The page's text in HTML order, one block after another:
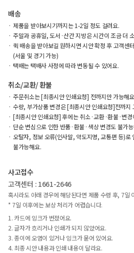
배송
제품을 받아보시기까지는 1-2일 정도 걸려요.
주말과 공휴일, 도서·산간 지방은 시간이 조금 더
퀵 배송을 받아보길 원하시면 시안 확정 후 고객센
(서울 및 경기 가능)
택배는 택배사 사정에 따라 변동될 수 있어요.
취소/교환/ 환불
주문취소는 [최종시안 인쇄요청] 전까지만 가능해
수량, 부가상품 변경은 [최종시안 인쇄요청]전까지
[최종시안 인쇄요청] 후에는 취소·교환·환불·변경
단순 변심으로 인한 반품·환불·색상 변경도 불가
오탈자, 정보 오류(인사말, 약도지명, 교통편 등)로
불가능해요.
사고접수
고객센터 : 1661-2646
혹시라도 아래 경우에 해당된다면 제품 수령 후, 7일
* 7일 이후에는 보상 처리가 어렵습니다.
1. 카드에 잉크가 번졌어요.
2. 글자가 흐리거나 인쇄가 되지 않았어요.
3. 종이에 오염이 있거나 잉크가 묻어 있어요.
4. 최종 시안 내용과 인쇄 내용이 달라요.